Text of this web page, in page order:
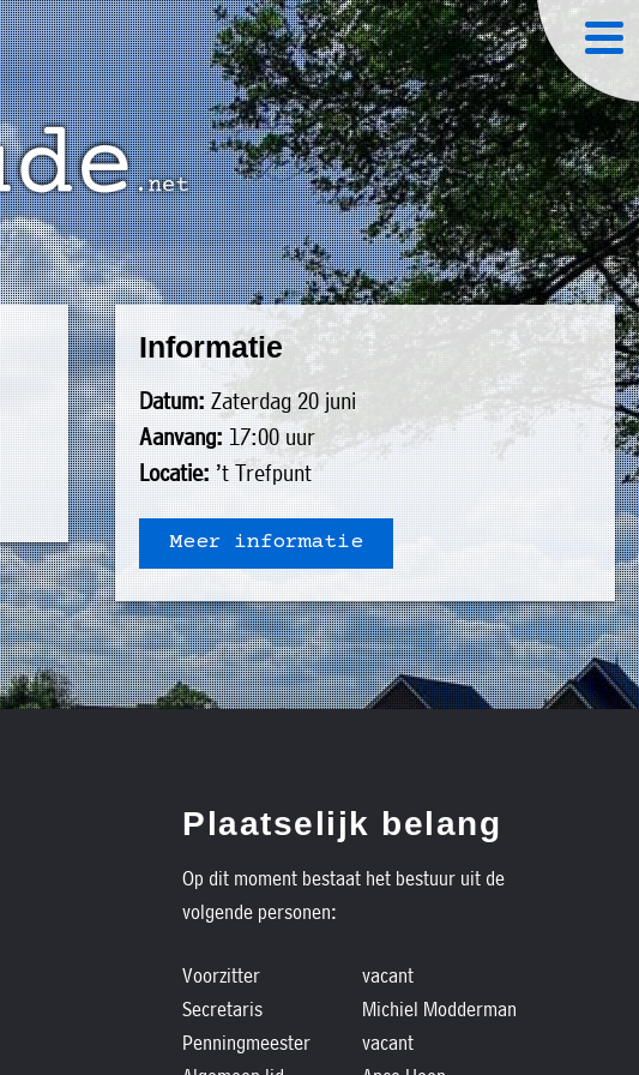
Informatie
Datum:Zaterdag 20 juni
Aanvang:17:00 uur
Locatie:’t Trefpunt
Meer informatie
Plaatselijk belang
Op dit moment bestaat het bestuur uit de
volgende personen:
Voorzitter
vacant
Secretaris
Michiel Modderman
Penningmeester
vacant